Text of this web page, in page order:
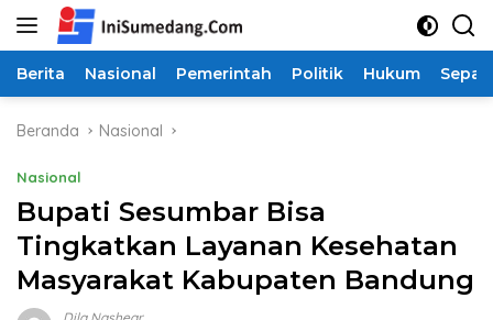
Langsung
Berita Nasional Pemerintah Politik Hukum
Beranda Nasional
Nasional
Bupati Sesumbar Bisa
Tingkatkan Layanan Kesehatan
Masyarakat Kabupaten Bandung